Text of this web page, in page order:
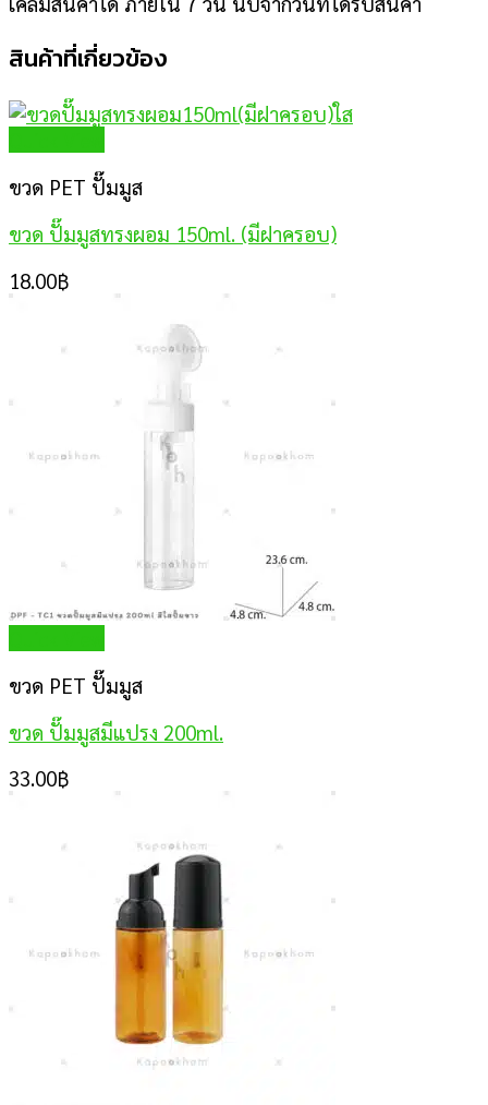
สินค้าที่เกี่ยวข้อง
ขวด PET ปั๊มมูส
ขวด ปั๊มมูสทรงผอม 150ml. (มีฝาครอบ)
18.00฿
ขวด PET ปั๊มมูส
ขวด ปั๊มมูสมีแปรง 200ml.
33.00฿